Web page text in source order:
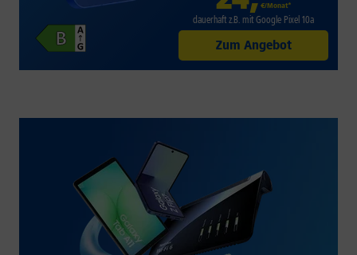
€/Monat*
dauerhaft z.B. mit Google Pixel 10a
Zum Angebot